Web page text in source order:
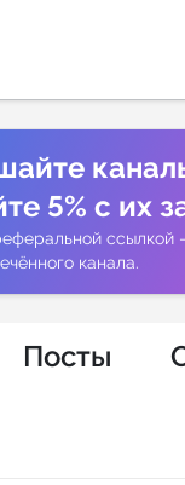
5% с их
ссылкой
канала.
Посты